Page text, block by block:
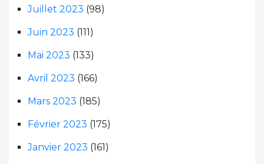
Juillet 2023 (98)
Juin 2023 (111)
Mai 2023 (133)
Avril 2023 (166)
Mars 2023 (185)
Février 2023 (175)
Janvier 2023 (161)